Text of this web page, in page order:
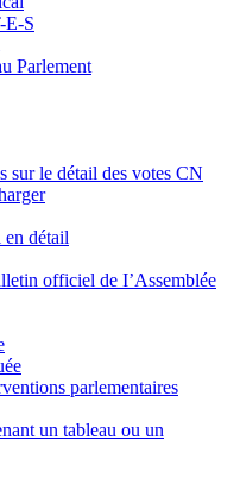
E-S
Parlement
sur le détail des votes CN
détail
officiel de I’Assemblée
parlementaires
un tableau ou un